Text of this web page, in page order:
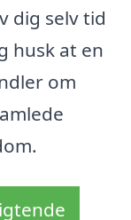
dig selv tid
husk at en
om